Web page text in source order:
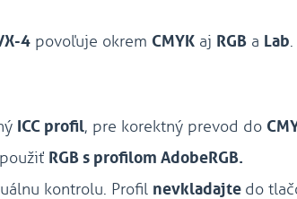
X-4 povoľuje okrem CMYK aj RGB a Lab
ICC profil, pre korektný prevod do
RGB s profilom AdobeRGB.
kontrolu. Profil nevkladajte do